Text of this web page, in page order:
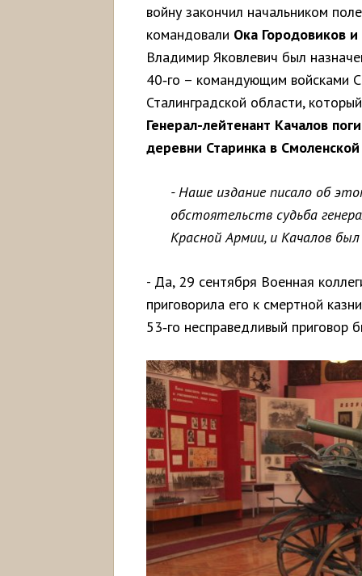
войну закончил начальником
командовали Ока Городовиков
Владимир Яковлевич был
40‑го – командующим войсками
Сталинградской области,
Генерал-лейтенант Качалов
деревни Старинка в
- Наше издание писало об
обстоятельств судьба
Красной Армии, и Качалов
- Да, 29 сентября Военная
приговорила его к смертной
53‑го несправедливый приговор